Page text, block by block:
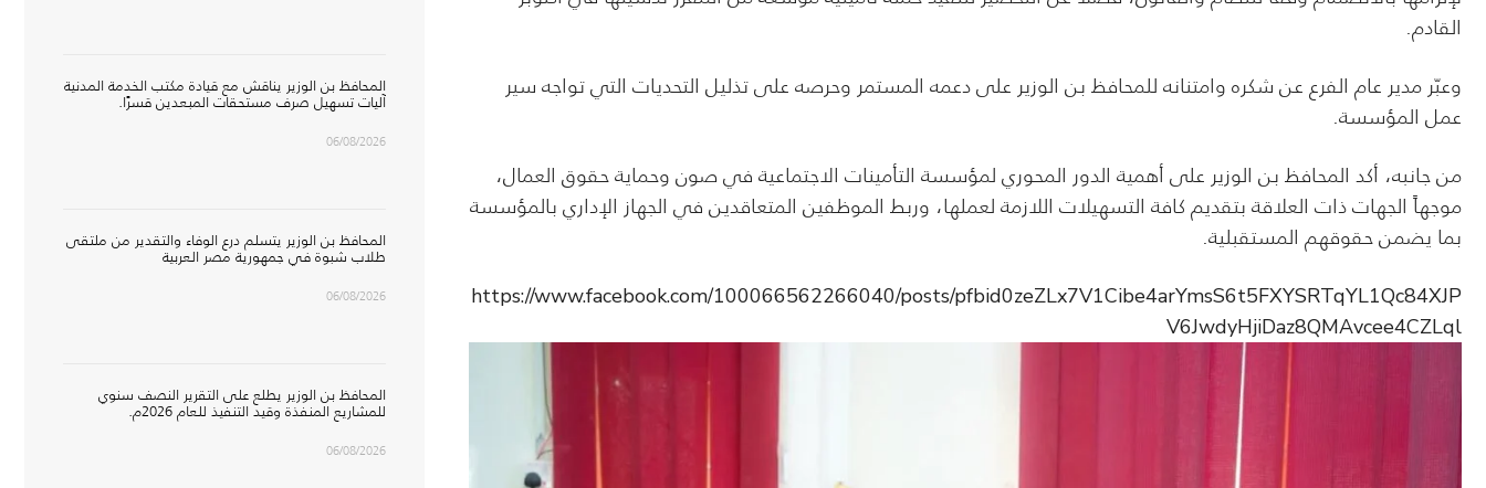
القادم.
وعبّر مدير عام الفرع عن شكره وامتنانه للمحافظ بن الوزير على دعمه المستمر وحرصه على تذليل التحديات التي تواجه سير
عمل المؤسسة.
من جانبه، أكد المحافظ بن الوزير على أهمية الدور المحوري لمؤسسة التأمينات الاجتماعية في صون وحماية حقوق العمال،
موجهاً الجهات ذات العلاقة بتقديم كافة التسهيلات اللازمة لعملها، وربط الموظفين المتعاقدين في الجهاز الإداري بالمؤسسة
بما يضمن حقوقهم المستقبلية.
https://www.facebook.com/100066562266040/posts/pfbid0zeZLx7V1Cibe4arYmsS6t5FXYSRTqYL1Qc84XJP
V6JwdyHjiDaz8QMAvcee4CZLql
المحافظ بن الوزير يناقش مع قيادة مكتب الخدمة المدنية
آليات تسهيل صرف مستحقات المبعدين قسرًا.
06/08/2026
المحافظ بن الوزير يتسلم درع الوفاء والتقدير من ملتقى
طلاب شبوة في جمهورية مصر العربية
06/08/2026
المحافظ بن الوزير يطلع على التقرير النصف سنوي
للمشاريع المنفذة وقيد التنفيذ للعام 2026م.
06/08/2026